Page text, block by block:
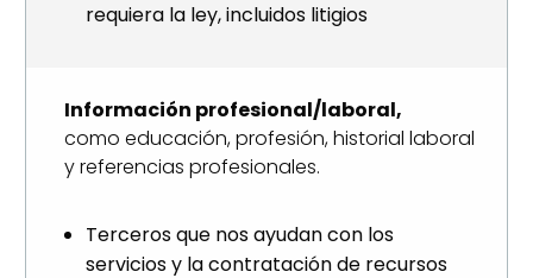
requiera la ley, incluidos litigios
Información profesional/laboral,
como educación, profesión, historial laboral
y referencias profesionales.
Terceros que nos ayudan con los
servicios y la contratación de recursos